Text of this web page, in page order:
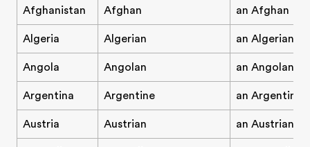
Afghanistan Afghan an Afghan
Algeria Algerian an Algerian
Angola Angolan an Angolan
Argentina Argentine an Argentine
Austria Austrian an Austrian